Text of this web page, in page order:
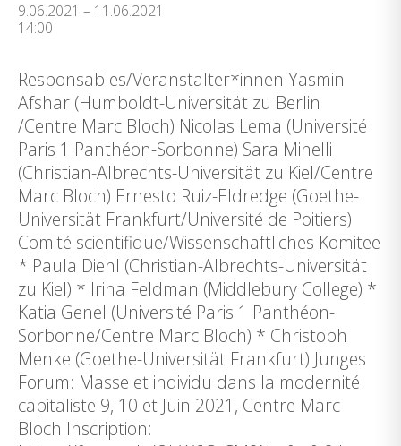
9.06.2021 – 11.06.2021
14:00
Responsables/Veranstalter*innen Yasmin
Afshar (Humboldt-Universität zu Berlin
/Centre Marc Bloch) Nicolas Lema (Université
Paris 1 Panthéon-Sorbonne) Sara Minelli
(Christian-Albrechts-Universität zu Kiel/Centre
Marc Bloch) Ernesto Ruiz-Eldredge (Goethe-
Universität Frankfurt/Université de Poitiers)
Comité scientifique/Wissenschaftliches Komitee
* Paula Diehl (Christian-Albrechts-Universität
zu Kiel) * Irina Feldman (Middlebury College) *
Katia Genel (Université Paris 1 Panthéon-
Sorbonne/Centre Marc Bloch) * Christoph
Menke (Goethe-Universität Frankfurt) Junges
Forum: Masse et individu dans la modernité
capitaliste 9, 10 et Juin 2021, Centre Marc
Bloch Inscription: